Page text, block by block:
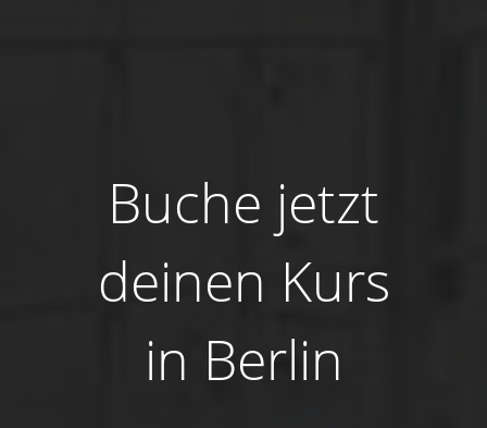
Buche jetzt
deinen Kurs
in Berlin